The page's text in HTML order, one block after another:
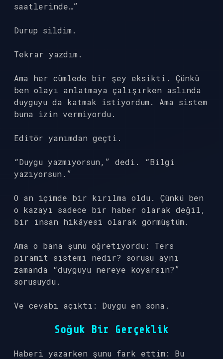
saatlerinde…”
Durup sildim.
Tekrar yazdım.
Ama her cümlede bir şey eksikti. Çünkü
ben olayı anlatmaya çalışırken aslında
duyguyu da katmak istiyordum. Ama sistem
buna izin vermiyordu.
Editör yanımdan geçti.
“Duygu yazmıyorsun,” dedi. “Bilgi
yazıyorsun.”
O an içimde bir kırılma oldu. Çünkü ben
o kazayı sadece bir haber olarak değil,
bir insan hikâyesi olarak görmüştüm.
Ama o bana şunu öğretiyordu: Ters
piramit sistemi nedir? sorusu aynı
zamanda “duyguyu nereye koyarsın?”
sorusuydu.
Ve cevabı açıktı: Duygu en sona.
Soğuk Bir Gerçeklik
Haberi yazarken şunu fark ettim: Bu